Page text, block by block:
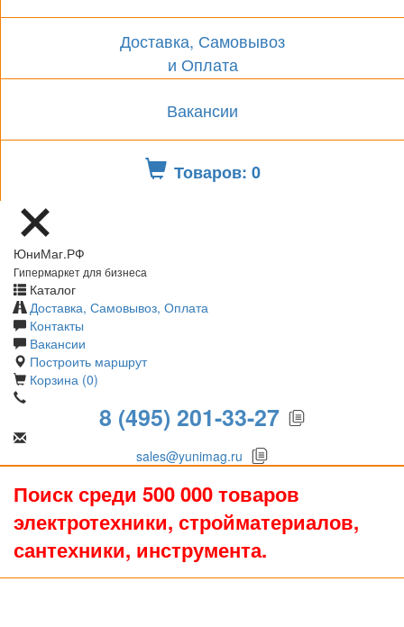
Доставка, Самовывоз
и Оплата
Вакансии
Товаров: 0
ЮниМаг.РФ
Гипермаркет для бизнеса
Каталог
Доставка, Самовывоз, Оплата
Контакты
Вакансии
Построить маршрут
Корзина (0)
8 (495) 201-33-27
sales@yunimag.ru
Поиск среди 500 000 товаров
электротехники, стройматериалов,
сантехники, инструмента.